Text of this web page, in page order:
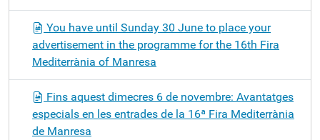
You have until Sunday 30 June to place your
advertisement in the programme for the 16th Fira
Mediterrània of Manresa
Fins aquest dimecres 6 de novembre: Avantatges
especials en les entrades de la 16ª Fira Mediterrània
de Manresa